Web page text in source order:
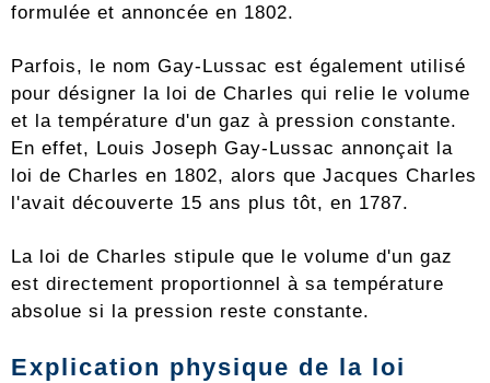
formulée et annoncée en 1802.
Parfois, le nom Gay-Lussac est également utilisé
pour désigner la loi de Charles qui relie le volume
et la température d'un gaz à pression constante.
En effet, Louis Joseph Gay-Lussac annonçait la
loi de Charles en 1802, alors que Jacques Charles
l'avait découverte 15 ans plus tôt, en 1787.
La loi de Charles stipule que le volume d'un gaz
est directement proportionnel à sa température
absolue si la pression reste constante.
Explication physique de la loi